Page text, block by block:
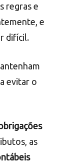
regras e
e
difícil.
evitar o
as